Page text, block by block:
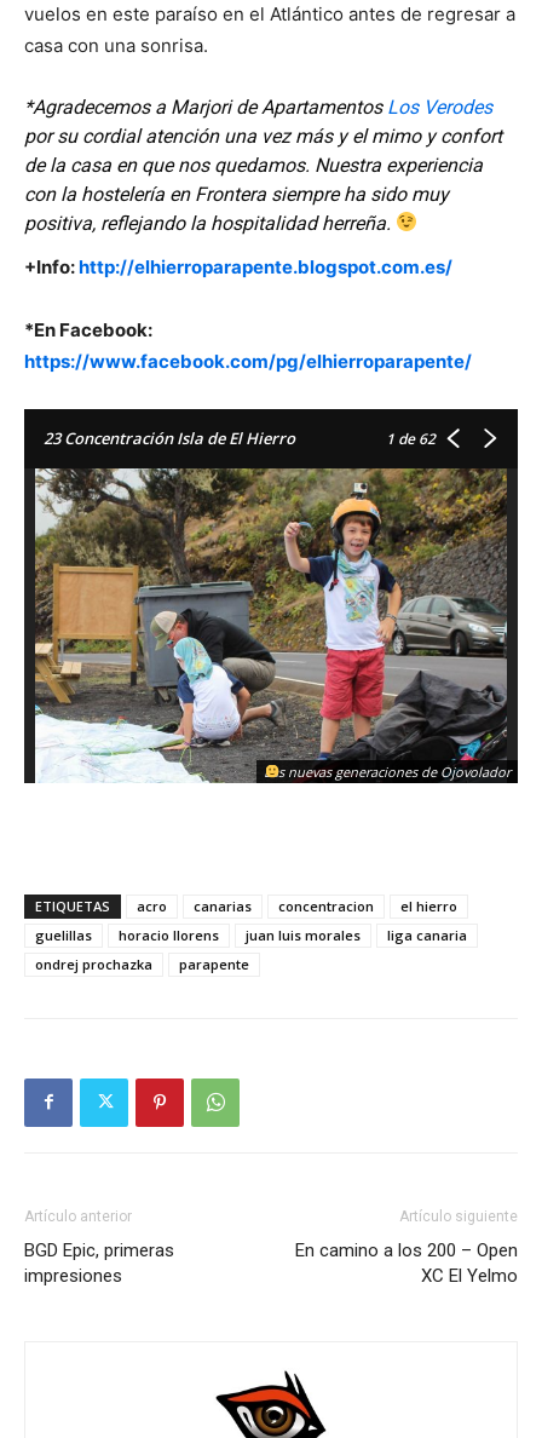
vuelos en este paraíso en el Atlántico antes de regresar a
casa con una sonrisa.
*Agradecemos a Marjori de Apartamentos Los Verodes
por su cordial atención una vez más y el mimo y confort
de la casa en que nos quedamos. Nuestra experiencia
con la hostelería en Frontera siempre ha sido muy
positiva, reflejando la hospitalidad herreña.
+Info:http://elhierroparapente.blogspot.com.es/
*En Facebook:
https://www.facebook.com/pg/elhierroparapente/
23 Concentración Isla de El Hierro 1 de 62
Las nuevas generaciones de Ojovolador
ETIQUETAS acro canarias concentracion
el hierro
guelillas
horacio llorens juan luis morales
liga canaria
ondrej prochazka
parapente
Artículo anterior
BGD Epic, primeras
impresiones
Artículo siguiente
En camino a los 200 – Open
XC El Yelmo